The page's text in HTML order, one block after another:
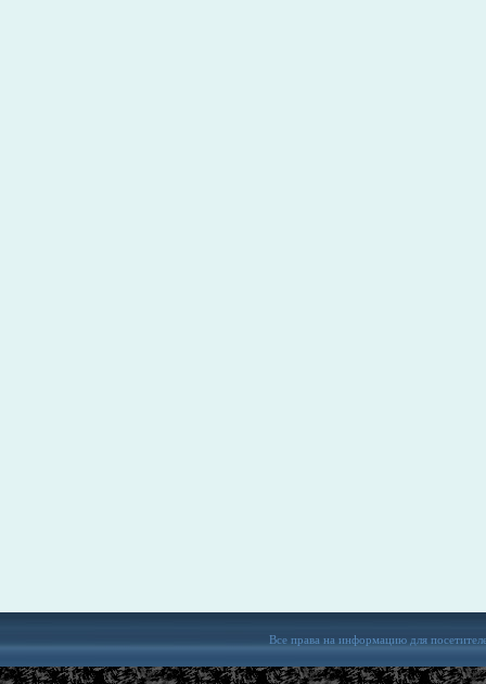
Все права на информацию для